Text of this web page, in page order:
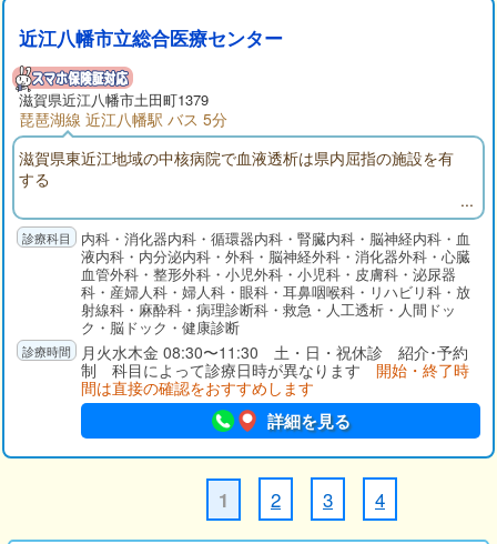
近江八幡市立総合医療センター
滋賀県近江八幡市土田町1379
琵琶湖線 近江八幡駅 バス 5分
滋賀県東近江地域の中核病院で血液透析は県内屈指の施設を有
する
内科・消化器内科・循環器内科・腎臓内科・脳神経内科・血
液内科・内分泌内科・外科・脳神経外科・消化器外科・心臓
血管外科・整形外科・小児外科・小児科・皮膚科・泌尿器
科・産婦人科・婦人科・眼科・耳鼻咽喉科・リハビリ科・放
射線科・麻酔科・病理診断科・救急・人工透析・人間ドッ
ク・脳ドック・健康診断
月火水木金 08:30〜11:30 土・日・祝休診 紹介･予約
制 科目によって診療日時が異なります 開始・終了時
間は直接の確認をおすすめします
詳細を見る
1 2 3 4